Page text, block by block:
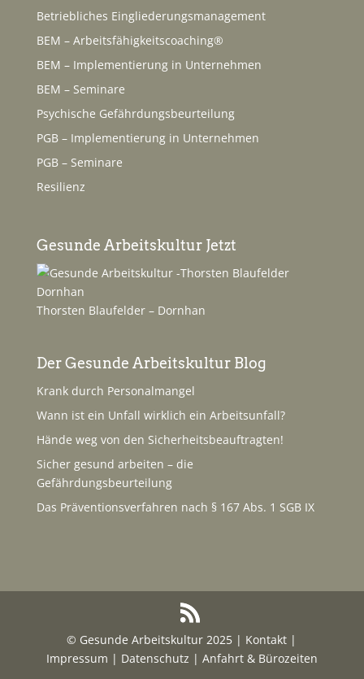
Betriebliches Eingliederungsmanagement
BEM – Arbeitsfähigkeitscoaching®
BEM – Implementierung in Unternehmen
BEM – Seminare
Psychische Gefährdungsbeurteilung
PGB – Implementierung in Unternehmen
PGB – Seminare
Resilienz
Gesunde Arbeitskultur Jetzt
Thorsten Blaufelder – Dornhan
Der Gesunde Arbeitskultur Blog
Krank durch Personalmangel
Wann ist ein Unfall wirklich ein Arbeitsunfall?
Hände weg von den Sicherheitsbeauftragten!
Sicher gesund arbeiten – die
Gefährdungsbeurteilung
Das Präventionsverfahren nach § 167 Abs. 1 SGB IX
© Gesunde Arbeitskultur 2025 | Kontakt |
Impressum | Datenschutz | Anfahrt & Bürozeiten